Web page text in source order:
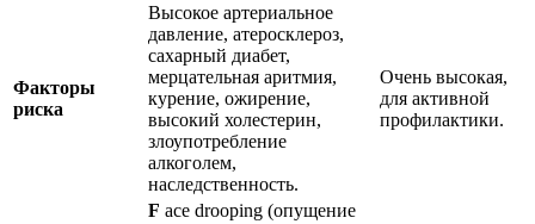
Факторы
риска
Высокое артериальное
давление, атеросклероз,
сахарный диабет,
мерцательная аритмия,
курение, ожирение,
высокий холестерин,
злоупотребление
алкоголем,
наследственность.
Очень высокая,
для активной
профилактики.
F ace drooping (опущение